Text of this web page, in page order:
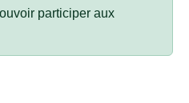
participer aux